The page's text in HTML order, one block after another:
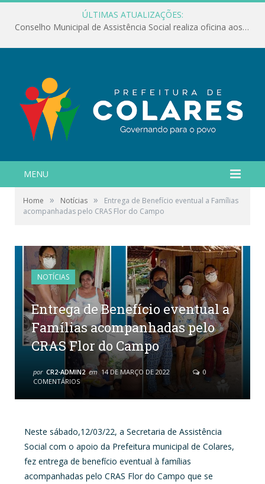
ÚLTIMAS ATUALIZAÇÕES:
Conselho Municipal de Assistência Social realiza oficina aos servidores
MENU
Home » Notícias »
Entrega de Benefício eventual a Famílias
acompanhadas pelo CRAS Flor do Campo
NOTÍCIAS
Entrega de Benefício eventual a
Famílias acompanhadas pelo
CRAS Flor do Campo
por CR2-ADMIN2 em 14 DE MARÇO DE 2022
0
COMENTÁRIOS
Neste sábado,12/03/22, a Secretaria de Assistência
Social com o apoio da Prefeitura municipal de Colares,
fez entrega de benefício eventual à famílias
acompanhadas pelo CRAS Flor do Campo que se